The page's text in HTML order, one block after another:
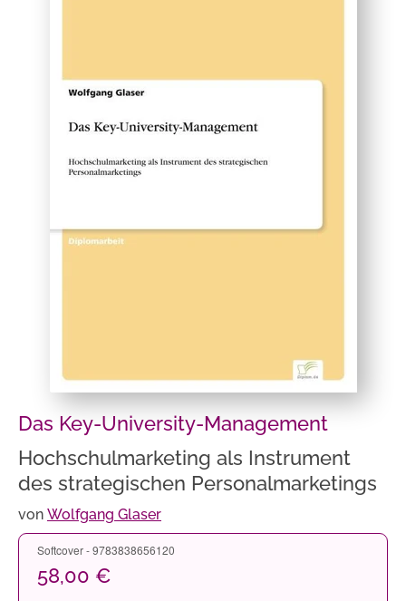
Das Key-University-Management
Hochschulmarketing als Instrument
des strategischen Personalmarketings
von Wolfgang Glaser
Softcover - 9783838656120
58,00 €